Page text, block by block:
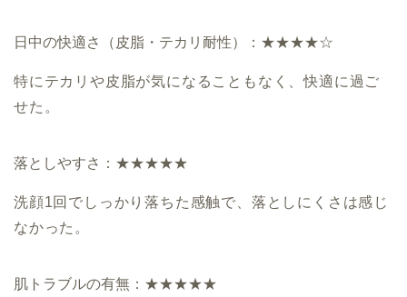
日中の快適さ（皮脂・テカリ耐性）：★★★★☆
特にテカリや皮脂が気になることもなく、快適に過ご
せた。
落としやすさ：★★★★★
洗顔1回でしっかり落ちた感触で、落としにくさは感じ
なかった。
肌トラブルの有無：★★★★★